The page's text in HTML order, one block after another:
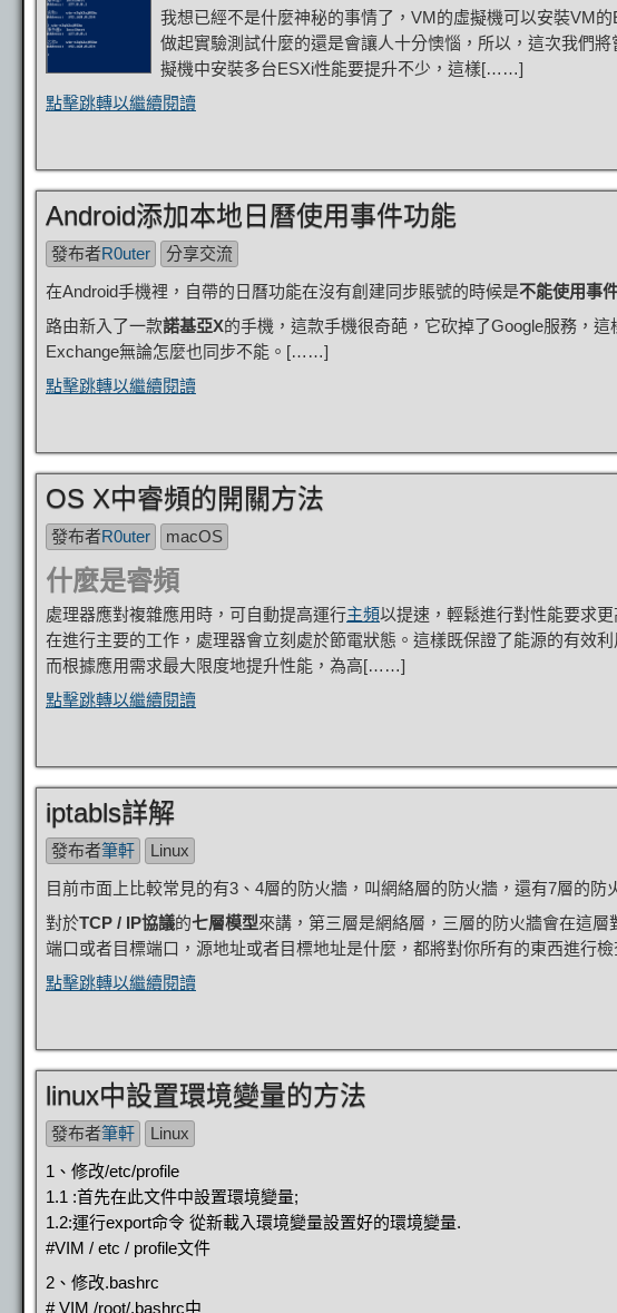
我想已經不是什麼神秘的事情了，VM的虛擬機可以安裝VM
做起實驗測試什麼的還是會讓人十分懊惱，所以，這次我們
擬機中安裝多台ESXi性能要提升不少，這樣[……]
點擊跳轉以繼續閱讀
Android添加本地日曆使用事件功能
發布者R0uter
分享交流
在Android手機裡，自帶的日曆功能在沒有創建同步賬號的時候是不能使用事
路由新入了一款諾基亞X的手機，這款手機很奇葩，它砍掉了Google服務，
Exchange無論怎麼也同步不能。[……]
點擊跳轉以繼續閱讀
OS X中睿頻的開關方法
發布者R0uter macOS
什麼是睿頻
處理器應對複雜應用時，可自動提高運行主頻以提速，輕鬆進行對性能要求更
在進行主要的工作，處理器會立刻處於節電狀態。這樣既保證了能源的有效
而根據應用需求最大限度地提升性能，為高[……]
點擊跳轉以繼續閱讀
iptabls詳解
發布者筆軒
Linux
目前市面上比較常見的有3、4層的防火牆，叫網絡層的防火牆，還有7層的防
對於TCP / IP協議的七層模型來講，第三層是網絡層，三層的防火牆會在這
端口或者目標端口，源地址或者目標地址是什麼，都將對你所有的東西進行
點擊跳轉以繼續閱讀
linux中設置環境變量的方法
發布者筆軒
Linux
1、修改/etc/profile
1.1 :首先在此文件中設置環境變量;
1.2:運行export命令 從新載入環境變量設置好的環境變量.
#VIM / etc / profile文件
2、修改.bashrc
# VIM /root/.bashrc中